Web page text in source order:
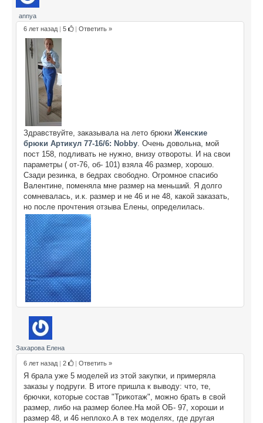
annya
6 лет назад | 5 | Ответить »
Здравствуйте, заказывала на лето брюки Женские
брюки Артикул 77-16/6: Nobby . Очень довольна, мой
пост 158, подливать не нужно, внизу отвороты. И на свои
параметры ( от-76, об- 101) взяла 46 размер, хорошо.
Сзади резинка, в бедрах свободно. Огромное спасибо
Валентине, поменяла мне размер на меньший. Я долго
сомневалась, и.к. размер и не 46 и не 48, какой заказать,
но после прочтения отзыва Елены, определилась.
Захарова Елена
6 лет назад | 2 | Ответить »
Я брала уже 5 моделей из этой закупки, и примеряла
заказы у подруги. В итоге пришла к выводу: что, те,
брючки, которые состав "Трикотаж", можно брать в свой
размер, либо на размер более.На мой ОБ- 97, хороши и
размер 48, и 46 неплохо.А в тех моделях, где другая